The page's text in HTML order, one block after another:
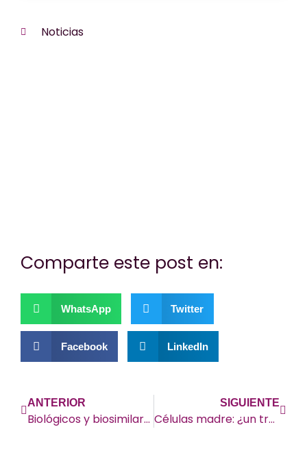
Noticias
Comparte este post en:
WhatsApp Twitter
Facebook LinkedIn
ANTERIOR
Biológicos y biosimilares: ¿Son lo mismo?
SIGUIENTE
Células madre: ¿un tratamiento para lupus?